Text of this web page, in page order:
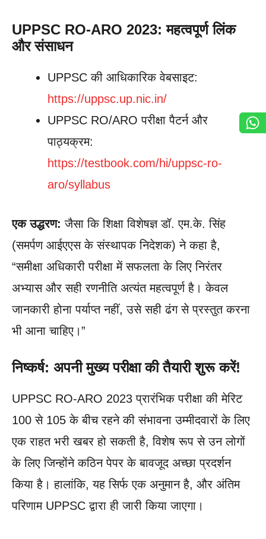
UPPSC RO-ARO 2023:महत्वपूर्ण लिंक
और संसाधन
UPPSC की आधिकारिक वेबसाइट:
https://uppsc.up.nic.in/
UPPSC RO/ARO परीक्षा पैटर्न और
पाठ्यक्रम:
https://testbook.com/hi/uppsc-ro-
aro/syllabus
एक उद्धरण: जैसा कि शिक्षा विशेषज्ञ डॉ. एम.के. सिंह
(समर्पण आईएएस के संस्थापक निदेशक) ने कहा है,
“समीक्षा अधिकारी परीक्षा में सफलता के लिए निरंतर
अभ्यास और सही रणनीति अत्यंत महत्वपूर्ण है। केवल
जानकारी होना पर्याप्त नहीं, उसे सही ढंग से प्रस्तुत करना
भी आना चाहिए।”
निष्कर्ष: अपनी मुख्य परीक्षा की तैयारी शुरू करें!
UPPSC RO-ARO 2023 प्रारंभिक परीक्षा की मेरिट
100 से 105 के बीच रहने की संभावना उम्मीदवारों के लिए
एक राहत भरी खबर हो सकती है, विशेष रूप से उन लोगों
के लिए जिन्होंने कठिन पेपर के बावजूद अच्छा प्रदर्शन
किया है। हालांकि, यह सिर्फ एक अनुमान है, और अंतिम
परिणाम UPPSC द्वारा ही जारी किया जाएगा।